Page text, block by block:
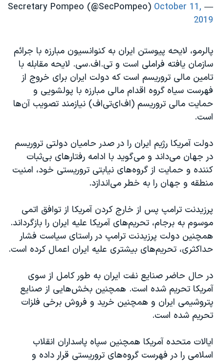
— Secretary Pompeo (@SecPompeo)
October 11,
2019
پالرمو، لایحه پیوستن ایران به کنوانسیون مبارزه با جرائم
سازمان‌ یافته فراملی است و ‌‌تی.اف.سی. لایحه مقابله با
تامین مالی تروریسم است که دولت ایران برای خروج از
فهرست سیاه گروه اقدام مالی مبارزه با پولشویی و
حمایت مالی تروریسم (اف‌ای‌تی‌اف) نیازمند تصویب آن‌ها
است.
دولت آمریکا رژیم ایران را در صدر حامیان دولتی تروریسم
در جهان می‌داند و می‌گوید با ادامه رفتارهای بی‌ثبات
کننده و حمایت از گروه‌های نیابتی تروریستی خود، امنیت
منطقه و جهان را به خطر می‌اندازد.
پرزیدنت ترامپ پس از خارج کردن آمریکا از توافق اتمی
موسوم به برجام، تحریم‌های آمریکا علیه ایران را بازگرداند.
همچنین دولت پرزیدنت ترامپ در راستای سیاست فشار
حداکثری، تحریم‌های بیشتری علیه ایران اعمال کرده است.
در حال حاضر صنایع نفت ایران به طور کامل از سوی
آمریکا تحریم شده است. همچنین بخش‌هایی از صنایع
پتروشیمی ایران و همچنین خرید و فروش برخی فلزات
تحریم شده است.
ایالات متحده آمریکا همچنین سپاه پاسداران انقلاب
اسلامی را در فهرست گروه‌های تروریستی قرار داده و